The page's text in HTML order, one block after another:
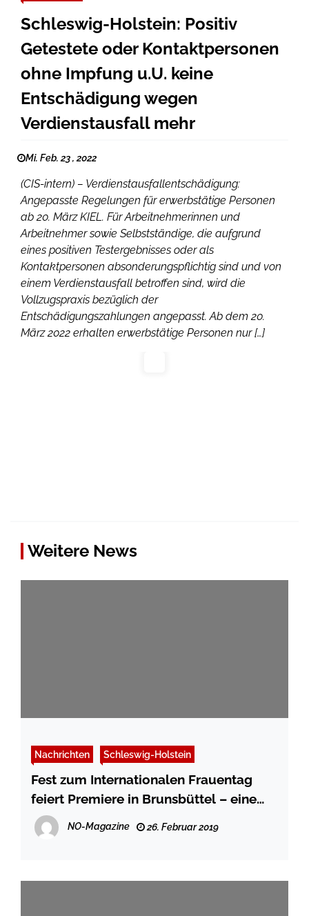
Schleswig-Holstein: Positiv
Getestete oder Kontaktpersonen
ohne Impfung u.U. keine
Entschädigung wegen
Verdienstausfall mehr
Mi. Feb. 23 , 2022
(CIS-intern) – Verdienstausfallentschädigung:
Angepasste Regelungen für erwerbstätige Personen
ab 20. März KIEL. Für Arbeitnehmerinnen und
Arbeitnehmer sowie Selbstständige, die aufgrund
eines positiven Testergebnisses oder als
Kontaktpersonen absonderungspflichtig sind und von
einem Verdienstausfall betroffen sind, wird die
Vollzugspraxis bezüglich der
Entschädigungszahlungen angepasst. Ab dem 20.
März 2022 erhalten erwerbstätige Personen nur […]
Weitere News
Nachrichten Schleswig-Holstein
Fest zum Internationalen Frauentag
feiert Premiere in Brunsbüttel – eine
Rose für jede Frau
NO-Magazine 26. Februar 2019